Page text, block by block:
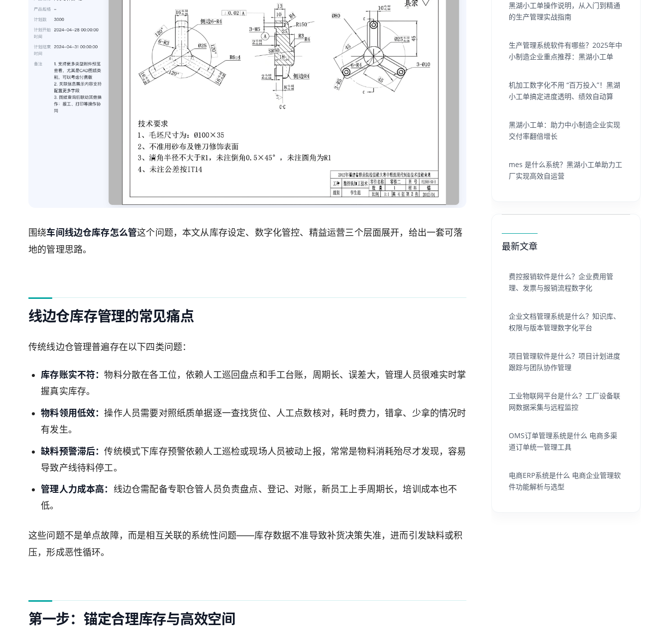
围绕车间线边仓库存怎么管这个问题，本文从库存设定、数字化管控、精益运营三个层面展开，给出一套可落
地的管理思路。
线边仓库存管理的常见痛点
传统线边仓管理普遍存在以下四类问题：
库存账实不符：物料分散在各工位，依赖人工巡回盘点和手工台账，周期长、误差大，管理人员很难实时掌
握真实库存。
物料领用低效：操作人员需要对照纸质单据逐一查找货位、人工点数核对，耗时费力，错拿、少拿的情况时
有发生。
缺料预警滞后：传统模式下库存预警依赖人工巡检或现场人员被动上报，常常是物料消耗殆尽才发现，容易
导致产线待料停工。
管理人力成本高： 线边仓需配备专职仓管人员负责盘点、登记、对账，新员工上手周期长，培训成本也不
低。
这些问题不是单点故障，而是相互关联的系统性问题——库存数据不准导致补货决策失准，进而引发缺料或积
压，形成恶性循环。
第一步：锚定合理库存与高效空间
黑湖小工单操作说明，从入门到精通
的生产管理实战指南
生产管理系统软件有哪些？2025年中
小制造企业重点推荐：黑湖小工单
机加工数字化不用 “百万投入”！黑湖
小工单搞定进度透明、绩效自动算
黑湖小工单：助力中小制造企业实现
交付率翻倍增长
mes 是什么系统？黑湖小工单助力工
厂实现高效自运营
最新文章
费控报销软件是什么？企业费用管
理、发票与报销流程数字化
企业文档管理系统是什么？知识库、
权限与版本管理数字化平台
项目管理软件是什么？项目计划进度
跟踪与团队协作管理
工业物联网平台是什么？工厂设备联
网数据采集与远程监控
OMS订单管理系统是什么 电商多渠
道订单统一管理工具
电商ERP系统是什么 电商企业管理软
件功能解析与选型